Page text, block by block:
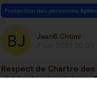
Protection des personnes âgées
JeanB Chtimi
Respect de Chartre
et Libertés à entrée en